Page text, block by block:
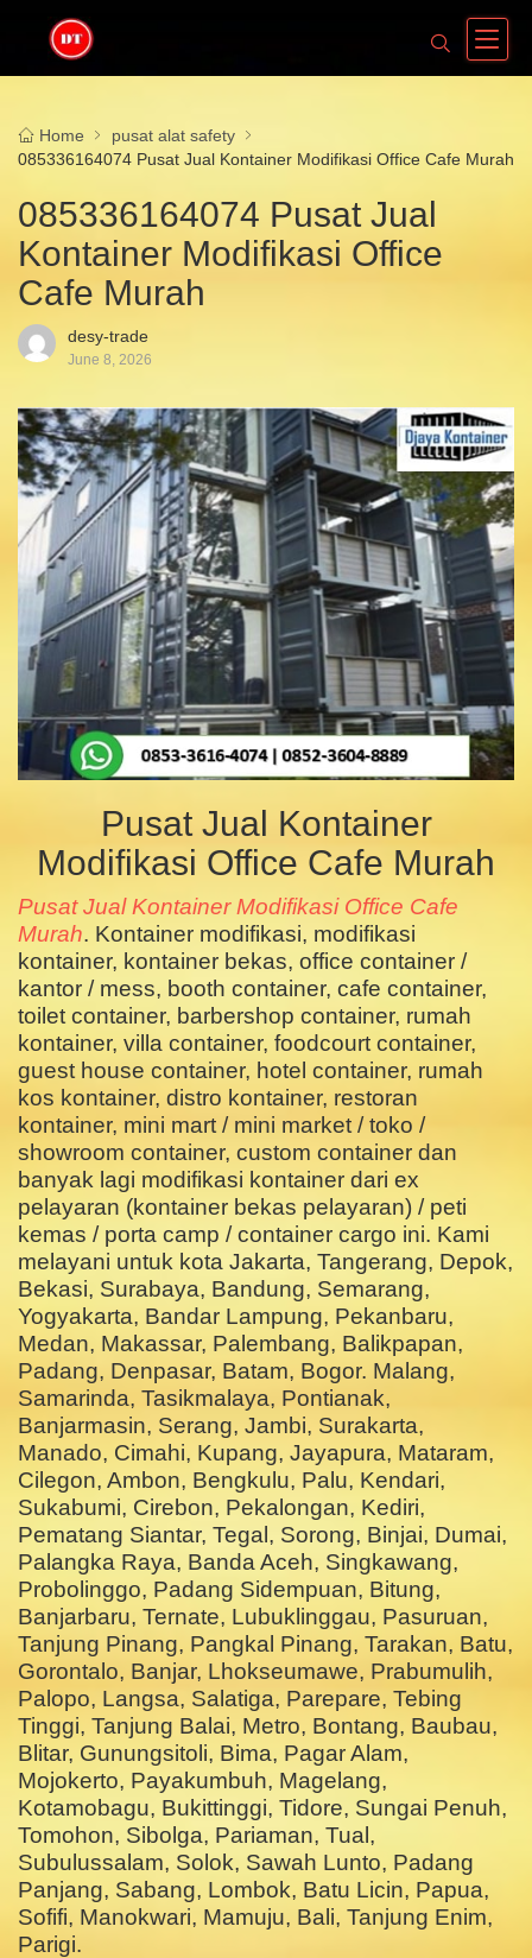
Home
pusat alat safety
085336164074 Pusat Jual Kontainer Modifikasi Office Cafe Murah
085336164074 Pusat Jual
Kontainer Modifikasi Office
Cafe Murah
desy-trade
June 8, 2026
Pusat Jual Kontainer
Modifikasi Office Cafe Murah
Pusat Jual Kontainer Modifikasi Office Cafe
Murah. Kontainer modifikasi, modifikasi
kontainer, kontainer bekas, office container /
kantor / mess, booth container, cafe container,
toilet container, barbershop container, rumah
kontainer, villa container, foodcourt container,
guest house container, hotel container, rumah
kos kontainer, distro kontainer, restoran
kontainer, mini mart / mini market / toko /
showroom container, custom container dan
banyak lagi modifikasi kontainer dari ex
pelayaran (kontainer bekas pelayaran) / peti
kemas / porta camp / container cargo ini. Kami
melayani untuk kota Jakarta, Tangerang, Depok,
Bekasi, Surabaya, Bandung, Semarang,
Yogyakarta, Bandar Lampung, Pekanbaru,
Medan, Makassar, Palembang, Balikpapan,
Padang, Denpasar, Batam, Bogor. Malang,
Samarinda, Tasikmalaya, Pontianak,
Banjarmasin, Serang, Jambi, Surakarta,
Manado, Cimahi, Kupang, Jayapura, Mataram,
Cilegon, Ambon, Bengkulu, Palu, Kendari,
Sukabumi, Cirebon, Pekalongan, Kediri,
Pematang Siantar, Tegal, Sorong, Binjai, Dumai,
Palangka Raya, Banda Aceh, Singkawang,
Probolinggo, Padang Sidempuan, Bitung,
Banjarbaru, Ternate, Lubuklinggau, Pasuruan,
Tanjung Pinang, Pangkal Pinang, Tarakan, Batu,
Gorontalo, Banjar, Lhokseumawe, Prabumulih,
Palopo, Langsa, Salatiga, Parepare, Tebing
Tinggi, Tanjung Balai, Metro, Bontang, Baubau,
Blitar, Gunungsitoli, Bima, Pagar Alam,
Mojokerto, Payakumbuh, Magelang,
Kotamobagu, Bukittinggi, Tidore, Sungai Penuh,
Tomohon, Sibolga, Pariaman, Tual,
Subulussalam, Solok, Sawah Lunto, Padang
Panjang, Sabang, Lombok, Batu Licin, Papua,
Sofifi, Manokwari, Mamuju, Bali, Tanjung Enim,
Parigi.